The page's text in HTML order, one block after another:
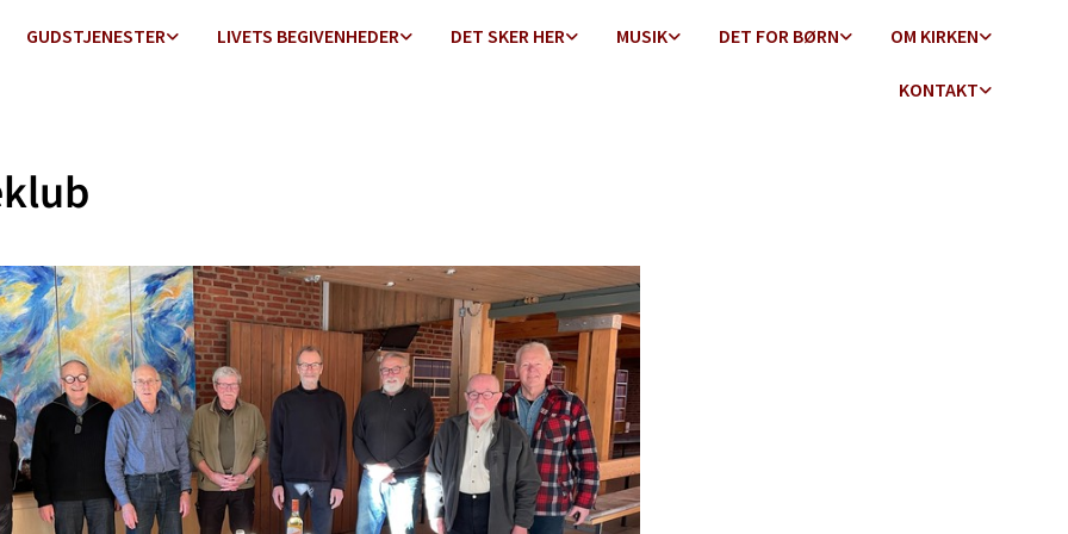
GUDSTJENESTER LIVETS BEGIVENHEDER DET SKER HER MUSIK DET FOR BØRN OM KIRKEN
KONTAKT